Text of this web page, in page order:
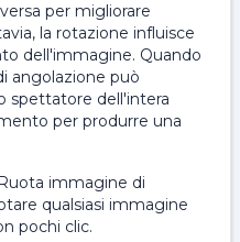
per migliorare
la rotazione influisce
dell'immagine. Quando
angolazione può
spettatore dell'intera
per produrre una
immagine di
qualsiasi immagine
pochi clic.